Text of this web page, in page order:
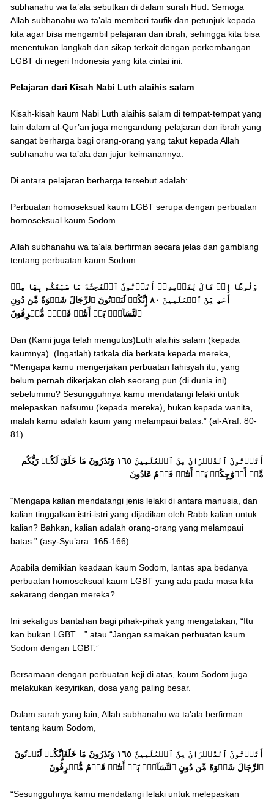
subhanahu wa ta’ala sebutkan di dalam surah Hud. Semoga
Allah subhanahu wa ta’ala memberi taufik dan petunjuk kepada
kita agar bisa mengambil pelajaran dan ibrah, sehingga kita bisa
menentukan langkah dan sikap terkait dengan perkembangan
LGBT di negeri Indonesia yang kita cintai ini.
Pelajaran dari Kisah Nabi Luth alaihis salam
Kisah-kisah kaum Nabi Luth alaihis salam di tempat-tempat yang
lain dalam al-Qur’an juga mengandung pelajaran dan ibrah yang
sangat berharga bagi orang-orang yang takut kepada Allah
subhanahu wa ta’ala dan jujur keimanannya.
Di antara pelajaran berharga tersebut adalah:
Perbuatan homoseksual kaum LGBT serupa dengan perbuatan
homoseksual kaum Sodom.
Allah subhanahu wa ta’ala berfirman secara jelas dan gamblang
tentang perbuatan kaum Sodom.
وَلُوطًا إِذۡ قَالَ لِقَوۡمِهِۦٓ أَتَأۡتُونَ ٱلۡفَٰحِشَةَ مَا سَبَقَكُم بِهَا مِنۡ
أَحَدٍ مِّنَ ٱلۡعَٰلَمِينَ ٨٠ إِنَّكُمۡ لَتَأۡتُونَ ٱلرِّجَالَ شَهۡوَةً مِّن دُونِ
ٱلنِّسَآءِۚ بَلۡ أَنتُمۡ قَوۡمٞ مُّسۡرِفُونَ
Dan (Kami juga telah mengutus)Luth alaihis salam (kepada
kaumnya). (Ingatlah) tatkala dia berkata kepada mereka,
“Mengapa kamu mengerjakan perbuatan fahisyah itu, yang
belum pernah dikerjakan oleh seorang pun (di dunia ini)
sebelummu? Sesungguhnya kamu mendatangi lelaki untuk
melepaskan nafsumu (kepada mereka), bukan kepada wanita,
malah kamu adalah kaum yang melampaui batas.” (al-A’raf: 80-
81)
أَتَأۡتُونَ ٱلذُّكۡرَانَ مِنَ ٱلۡعَٰلَمِينَ ١٦٥ وَتَذَرُونَ مَا خَلَقَ لَكُمۡ رَبُّكُم
مِّنۡ أَزۡوَٰجِكُمۚ بَلۡ أَنتُمۡ قَوۡمٌ عَادُونَ
“Mengapa kalian mendatangi jenis lelaki di antara manusia, dan
kalian tinggalkan istri-istri yang dijadikan oleh Rabb kalian untuk
kalian? Bahkan, kalian adalah orang-orang yang melampaui
batas.” (asy-Syu’ara: 165-166)
Apabila demikian keadaan kaum Sodom, lantas apa bedanya
perbuatan homoseksual kaum LGBT yang ada pada masa kita
sekarang dengan mereka?
Ini sekaligus bantahan bagi pihak-pihak yang mengatakan, “Itu
kan bukan LGBT…” atau “Jangan samakan perbuatan kaum
Sodom dengan LGBT.”
Bersamaan dengan perbuatan keji di atas, kaum Sodom juga
melakukan kesyirikan, dosa yang paling besar.
Dalam surah yang lain, Allah subhanahu wa ta’ala berfirman
tentang kaum Sodom,
أَتَأۡتُونَ ٱلذُّكۡرَانَ مِنَ ٱلۡعَٰلَمِينَ ١٦٥ وَتَذَرُونَ مَا خَلَقَإِنَّكُمۡ لَتَأۡتُونَ
ٱلرِّجَالَ شَهۡوَةً مِّن دُونِ ٱلنِّسَآءِۚ بَلۡ أَنتُمۡ قَوۡمٌ مُّسۡرِفُونَ
“Sesungguhnya kamu mendatangi lelaki untuk melepaskan